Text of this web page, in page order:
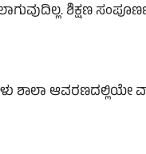
ಶಿಕ್ಷಣ
ಶಾಲಾ ಆವರಣದಲ್ಲಿಯೇ